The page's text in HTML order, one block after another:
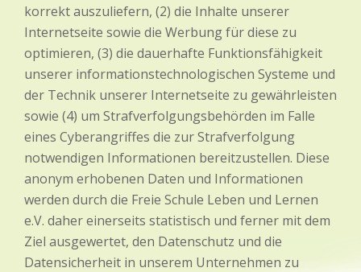
korrekt auszuliefern, (2) die Inhalte unserer
Internetseite sowie die Werbung für diese zu
optimieren, (3) die dauerhafte Funktionsfähigkeit
unserer informationstechnologischen Systeme und
der Technik unserer Internetseite zu gewährleisten
sowie (4) um Strafverfolgungsbehörden im Falle
eines Cyberangriffes die zur Strafverfolgung
notwendigen Informationen bereitzustellen. Diese
anonym erhobenen Daten und Informationen
werden durch die Freie Schule Leben und Lernen
e.V. daher einerseits statistisch und ferner mit dem
Ziel ausgewertet, den Datenschutz und die
Datensicherheit in unserem Unternehmen zu